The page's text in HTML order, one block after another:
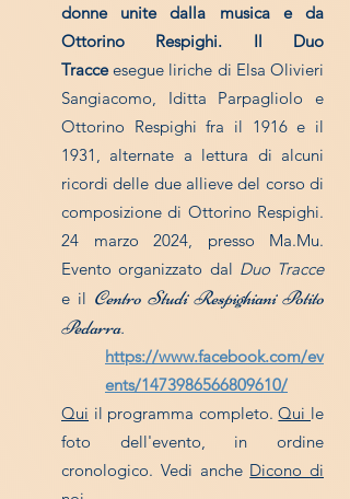
donne unite dalla musica e da
Ottorino Respighi. Il Duo
Tracceesegue liriche di Elsa Olivieri
Sangiacomo, Iditta Parpagliolo e
Ottorino Respighi fra il 1916 e il
1931, alternate a lettura di alcuni
ricordi delle due allieve del corso di
composizione di Ottorino Respighi.
24 marzo 2024, presso Ma.Mu.
Evento organizzato dal Duo Tracce
e il Centro Studi Respighiani Potito
Pedarra.
https://www.facebook.com/ev
ents/1473986566809610/
Qui il programma completo.Qui le
foto dell'evento, in ordine
cronologico. Vedi anche Dicono di